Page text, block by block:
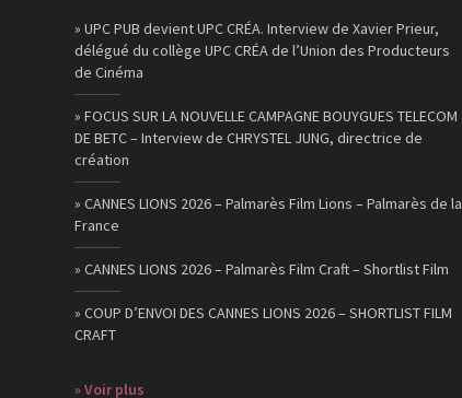
» UPC PUB devient UPC CRÉA. Interview de Xavier Prieur,
délégué du collège UPC CRÉA de l’Union des Producteurs
de Cinéma
» FOCUS SUR LA NOUVELLE CAMPAGNE BOUYGUES TELECOM
DE BETC – Interview de CHRYSTEL JUNG, directrice de
création
» CANNES LIONS 2026 – Palmarès Film Lions – Palmarès de la
France
» CANNES LIONS 2026 – Palmarès Film Craft – Shortlist Film
» COUP D’ENVOI DES CANNES LIONS 2026 – SHORTLIST FILM
CRAFT
» Voir plus